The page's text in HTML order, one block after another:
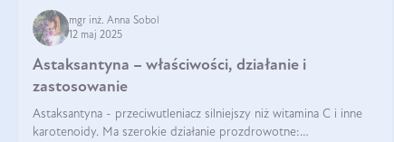
mgr inż. Anna Sobol
12 maj 2025
Astaksantyna – właściwości, działanie i
zastosowanie
Astaksantyna - przeciwutleniacz silniejszy niż witamina C i inne
karotenoidy. Ma szerokie działanie prozdrowotne: